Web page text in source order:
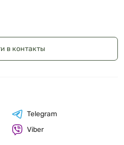
в контакты
Telegram
Viber